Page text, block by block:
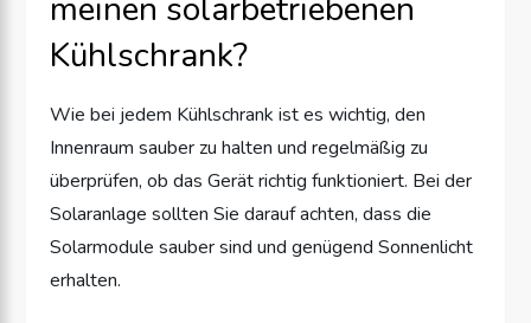
meinen solarbetriebenen
Kühlschrank?
Wie bei jedem Kühlschrank ist es wichtig, den
Innenraum sauber zu halten und regelmäßig zu
überprüfen, ob das Gerät richtig funktioniert. Bei der
Solaranlage sollten Sie darauf achten, dass die
Solarmodule sauber sind und genügend Sonnenlicht
erhalten.